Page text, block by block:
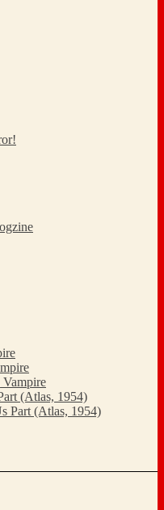
(Atlas, 1954)
Part (Atlas, 1954)